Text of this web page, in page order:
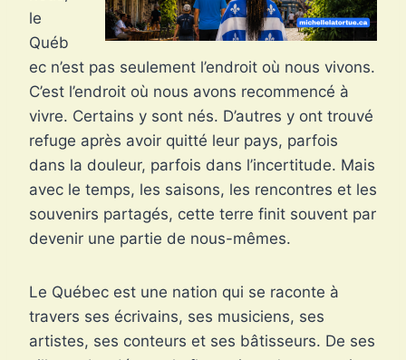
le
Québ
ec n’est pas seulement l’endroit où nous vivons.
C’est l’endroit où nous avons recommencé à
vivre. Certains y sont nés. D’autres y ont trouvé
refuge après avoir quitté leur pays, parfois
dans la douleur, parfois dans l’incertitude. Mais
avec le temps, les saisons, les rencontres et les
souvenirs partagés, cette terre finit souvent par
devenir une partie de nous-mêmes.
Le Québec est une nation qui se raconte à
travers ses écrivains, ses musiciens, ses
artistes, ses conteurs et ses bâtisseurs. De ses